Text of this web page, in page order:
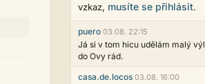
vzkaz, musíte se přihlásit.
puero 03.08. 22:15
Já si v tom hicu udělám malý
do Ovy rád.
casa.de.locos 03.08. 16:00